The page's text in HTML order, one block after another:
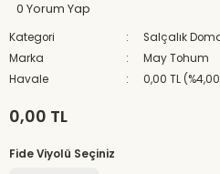
0 Yorum Yap
Kategori
Salçalık
Marka
May Tohum
Havale
0,00 TL
0,00 TL
Fide Viyolü Seçiniz